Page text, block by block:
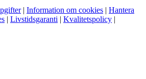
| Information om cookies | Hantera
| Livstidsgaranti | Kvalitetspolicy |